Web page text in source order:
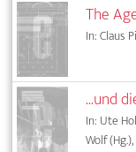
The
In: Claus
...und
In: Ute
Wolf (Hg.),